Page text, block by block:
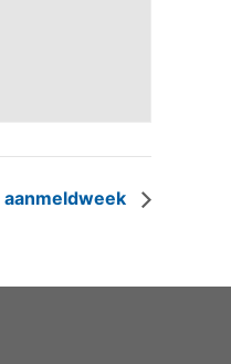
aanmeldweek